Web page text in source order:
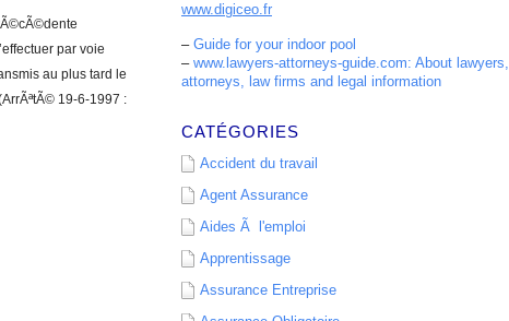
par voie
au plus tard le
19-6-1997 :
www.digiceo.fr
– Guide for your indoor pool
– www.lawyers-attorneys-guide.com: About lawyers,
attorneys, law firms and legal information
CATÉGORIES
Accident du travail
Agent Assurance
Aides Ã l'emploi
Apprentissage
Assurance Entreprise